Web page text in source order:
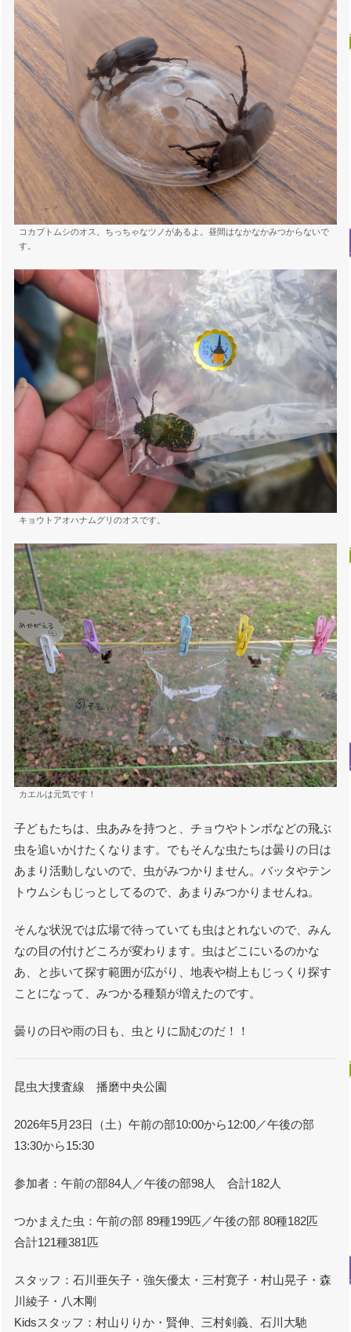
コカブトムシのオス。ちっちゃなツノがあるよ。昼間はなかなかみつからないで
す。
キョウトアオハナムグリのオスです。
カエルは元気です！
子どもたちは、虫あみを持つと、チョウやトンボなどの飛ぶ
虫を追いかけたくなります。でもそんな虫たちは曇りの日は
あまり活動しないので、虫がみつかりません。バッタやテン
トウムシもじっとしてるので、あまりみつかりませんね。
そんな状況では広場で待っていても虫はとれないので、みん
なの目の付けどころが変わります。虫はどこにいるのかな
あ、と歩いて探す範囲が広がり、地表や樹上もじっくり探す
ことになって、みつかる種類が増えたのです。
曇りの日や雨の日も、虫とりに励むのだ！！
昆虫大捜査線 播磨中央公園
2026年5月23日（土）午前の部10:00から12:00／午後の部
13:30から15:30
参加者：午前の部84人／午後の部98人 合計182人
つかまえた虫：午前の部 89種199匹／午後の部 80種182匹
合計121種381匹
スタッフ：石川亜矢子・強矢優太・三村寛子・村山晃子・森
川綾子・八木剛
Kidsスタッフ：村山りりか・賢伸、三村剣義、石川大馳